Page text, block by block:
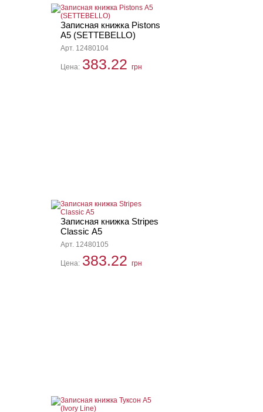
Записная книжка Pistons
А5 (SETTEBELLO)
Арт. 12480104
Цена: 383.22 грн
Записная книжка Stripes
Classic А5
Арт. 12480105
Цена: 383.22 грн